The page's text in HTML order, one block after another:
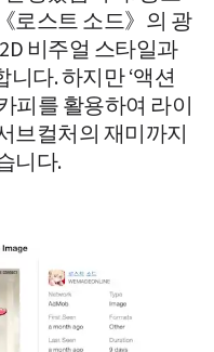
로스트 소드》의 광
비주얼 스타일과
다. 하지만 ‘액션
피를 활용하여 라이
브컬처의 재미까지
니다.